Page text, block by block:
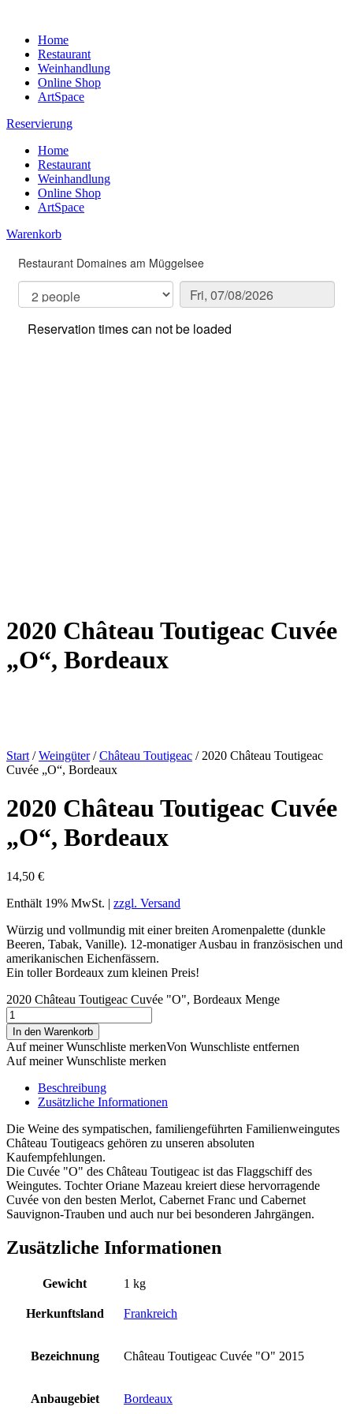
Home
Restaurant
Weinhandlung
Online Shop
ArtSpace
Reservierung
Home
Restaurant
Weinhandlung
Online Shop
ArtSpace
Warenkorb
2020 Château Toutigeac Cuvée
„O“, Bordeaux
Start /Weingüter/Château Toutigeac / 2020 Château Toutigeac
Cuvée „O“, Bordeaux
2020 Château Toutigeac Cuvée
„O“, Bordeaux
14,50 €
Enthält 19% MwSt. | zzgl. Versand
Würzig und vollmundig mit einer breiten Aromenpalette (dunkle
Beeren, Tabak, Vanille). 12-monatiger Ausbau in französischen und
amerikanischen Eichenfässern.
Ein toller Bordeaux zum kleinen Preis!
2020 Château Toutigeac Cuvée "O", Bordeaux Menge
In den Warenkorb
Auf meiner Wunschliste merkenVon Wunschliste entfernen
Auf meiner Wunschliste merken
Beschreibung
Zusätzliche Informationen
Die Weine des sympatischen, familiengeführten Familienweingutes
Château Toutigeacs gehören zu unseren absoluten
Kaufempfehlungen.
Die Cuvée "O" des Château Toutigeac ist das Flaggschiff des
Weingutes. Tochter Oriane Mazeau kreiert diese hervorragende
Cuvée von den besten Merlot, Cabernet Franc und Cabernet
Sauvignon-Trauben und auch nur bei besonderen Jahrgängen.
Zusätzliche Informationen
Gewicht 1 kg
Herkunftsland Frankreich
Bezeichnung Château Toutigeac Cuvée "O" 2015
Anbaugebiet Bordeaux